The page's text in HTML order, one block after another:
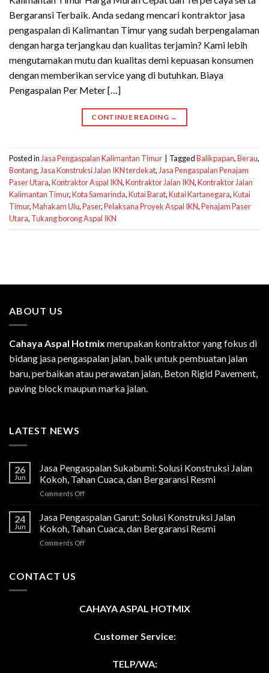
Bergaransi Terbaik. Anda sedang mencari kontraktor jasa
pengaspalan di Kalimantan Timur yang sudah berpengalaman
dengan harga terjangkau dan kualitas terjamin? Kami lebih
mengutamakan mutu dan kualitas demi kepuasan konsumen
dengan memberikan service yang di butuhkan. Biaya
Pengaspalan Per Meter […]
CONTINUE READING →
Posted inJasa Pengaspalan Kalimantan Timur TaggedBalikpapan,Berau,
Bontang,Jasa Konstruksi Jalan IKN terdekat,Jasa Pengaspalan Penajam
Paser Utara,Kontraktor Aspal IKN,Kontraktor Jalan IKN,Kontraktor Jalan
Kalimantan Timur,Kota Samarinda,Kutai Barat,Kutai Kartanegara,Kutai
Timur,Mahakam Ulu,Paser,Pelaksana Proyek Aspal IKN,Penajam Paser
Utara, Tukang borong Aspal IKN
ABOUT US
Cahaya Aspal Hotmix merupakan kontraktor yang fokus di
bidang jasa pengaspalan jalan, baik untuk pembuatan jalan
baru, perbaikan atau perawatan jalan, Beton Rigid Pavement,
paving block maupun marka jalan.
LATEST NEWS
26
Jun
Jasa Pengaspalan Sukabumi: Solusi Konstruksi Jalan
Kokoh, Tahan Cuaca, dan Bergaransi Resmi
Comments Offon
Pengaspalan
Sukabumi:
Solusi
Konstruksi
Bergaransi
24
Jun
Jasa Pengaspalan Garut: Solusi Konstruksi Jalan
Kokoh, Tahan Cuaca, dan Bergaransi Resmi
Comments Offon
Kokoh,
Cuaca,
CONTACT US
CAHAYA ASPAL HOTMIX
Customer Service:
TELP/WA: